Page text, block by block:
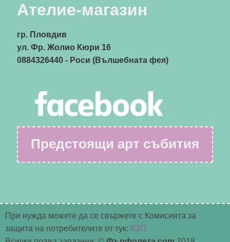
Ателие-магазин
гр. Пловдив
ул. Фр. Жолио Кюри 16
0884326440- Роси (Вълшебната фея)
Предстоящи арт събития
При нужда можете да се свържете с Комисията за
защита на потребителите от тук: КЗП